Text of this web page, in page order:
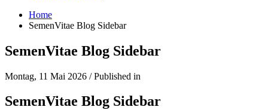
Home
SemenVitae Blog Sidebar
SemenVitae Blog Sidebar
Montag, 11 Mai 2026 /Published in
SemenVitae Blog Sidebar